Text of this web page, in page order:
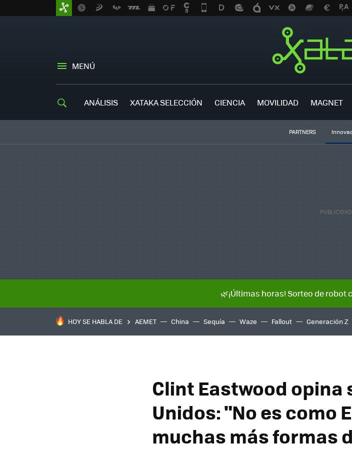
MENÚ
ANÁLISIS XATAKA SELECCIÓN CIENCIA MOVILIDAD MAGNET
PARTNERS
🌿¡Últimas horas! Sorteo de robot
HOY SE HABLA DE AEMET China Sequía Waze Fallout Generación Z
Clint Eastwood opina
Unidos: "No es como
muchas más formas